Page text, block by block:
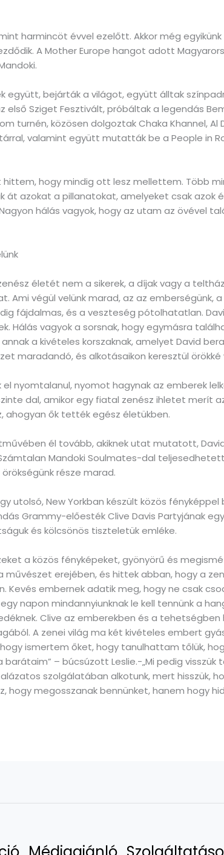
harmincöt évvel ezelőtt. Akkor még
A Mother Europe hangot adott
bejárták a világot, együtt álltak
Sziget Fesztivált, próbáltak a legendás
turnén, közösen dolgoztak Chaka Khannel, Al
valamint együtt mutatták be a People in
hittem, hogy mindig ott lesz mellettem. Több
azokat a pillanatokat, amelyeket csak azok
hálás vagyok, hogy az utam az övével
életét nem a sikerek, a díjak vagy a
Ami végül velünk marad, az az emberségünk,
fájdalmas, és a veszteség pótolhatatlan.
Hálás vagyok a sorsnak, hogy egymásra
a kivételes korszaknak, amelyet David
maradandó, és alkotásaikon keresztül örökké
nyomtalanul, nyomot hagynak az emberek
dal, amikor egy fiatal zenész ihletet merít
ahogyan ők tették egész életükben.
él tovább, akiknek utat mutatott,
Mandoki Soulmates-dal
része marad.
utolsó, New Yorkban készült közös fényképpel
Grammy-előesték Clive Davis Partyjának
és kölcsönös tiszteletük emléke.
a közös fényképeket, gyönyörű és
művészet erejében, és hittek abban, hogy a
Kevés embernek adatik meg, hogy ne csak
napon mindannyiunknak le kell tennünk a
Clive az emberekben és a
A zenei világ ma két kivételes embert
ismertem őket, hogy tanulhattam tőlük,
– búcsúzott Leslie.-„Mi pedig
szolgálatában alkotunk, mert hisszük,
hogy megosszanak bennünket, hanem hogy